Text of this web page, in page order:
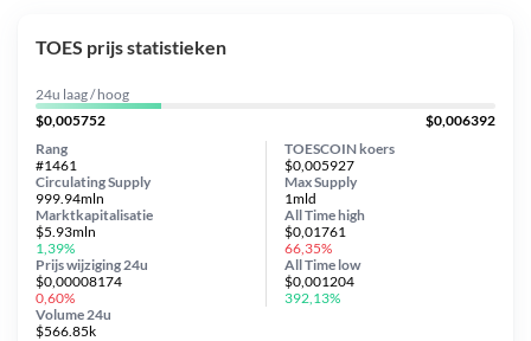
TOES prijs statistieken
24u laag / hoog
$0,005752
$0,006392
TOESCOIN koers
$0,005927
Circulating Supply
999.94mln
Prijs wijziging 24u
$0,00008174
0,60%
Max Supply
1mld
Marktkapitalisatie
$5.93mln
1,39%
Volume 24u
$566.85k
Rang
#1461
All Timehigh
$0,01761
66,35%
All Time low
$0,001204
392,13%